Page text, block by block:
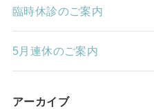
臨時休診のご案内
5月連休のご案内
アーカイブ